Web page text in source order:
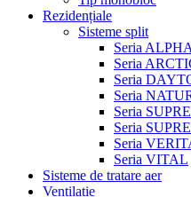
Rezidențiale
Sisteme split
Seria ALPHA
Seria
Seria
Seria
Seria
Seria
Seria
Seria VITAL
Sisteme de tratare aer
Ventilatie